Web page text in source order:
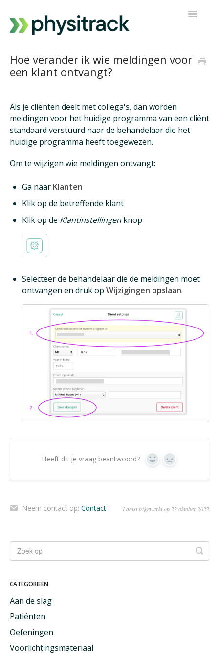
Navigatie
PT Direct
Hoe verander ik wie meldingen voor
een klant ontvangt?
Als je cliënten deelt met collega's, dan worden
meldingen voor het huidige programma van een cliënt
standaard verstuurd naar de behandelaar die het
huidige programma heeft toegewezen.
Om te wijzigen wie meldingen ontvangt:
Ga naar Klanten
Klik op de betreffende klant
Klik op de Klantinstellingen knop
Selecteer de behandelaar die de meldingen moet
ontvangen en druk op Wijzigingen opslaan.
Heeft dit je vraag beantwoord? Ja Geen
Neem contact op: Contact Laatst bijgewerkt op 22 oktober 2022
CATEGORIEËN
Aan de slag
Patiënten
Oefeningen
Voorlichtingsmateriaal